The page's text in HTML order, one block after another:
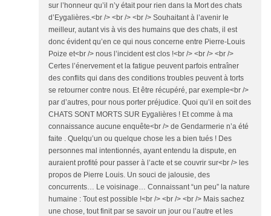
sur l’honneur qu’il n’y était pour rien dans la Mort des chats
d’Eygalières.<br /> <br /> <br /> Souhaitant à l’avenir le
meilleur, autant vis à vis des humains que des chats, il est
donc évident qu’en ce qui nous concerne entre Pierre-Louis
Poize et<br /> nous l’incident est clos !<br /> <br /> <br />
Certes l’énervement et la fatigue peuvent parfois entraîner
des conflits qui dans des conditions troubles peuvent à torts
se retourner contre nous. Et être récupéré, par exemple<br />
par d’autres, pour nous porter préjudice. Quoi qu’il en soit des
CHATS SONT MORTS SUR Eygalières ! Et comme à ma
connaissance aucune enquête<br /> de Gendarmerie n’a été
faite . Quelqu’un ou quelque chose les a bien tués ! Des
personnes mal intentionnés, ayant entendu la dispute, en
auraient profité pour passer à l’acte et se couvrir sur<br /> les
propos de Pierre Louis. Un souci de jalousie, des
concurrents… Le voisinage… Connaissant “un peu” la nature
humaine : Tout est possible !<br /> <br /> <br /> Mais sachez
une chose, tout finit par se savoir un jour ou l’autre et les